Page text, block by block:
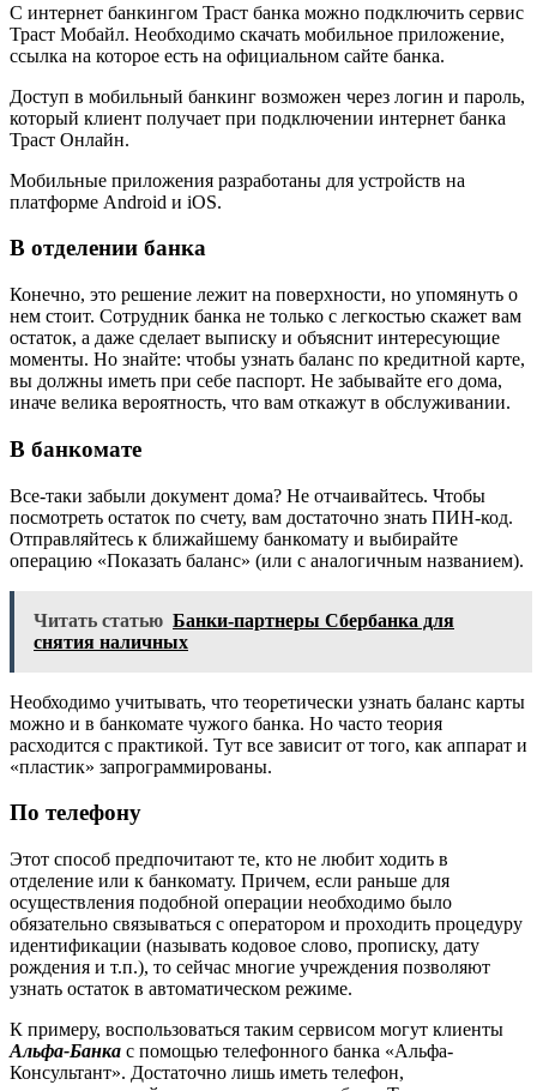
С интернет банкингом Траст банка можно подключить сервис
Траст Мобайл. Необходимо скачать мобильное приложение,
ссылка на которое есть на официальном сайте банка.
Доступ в мобильный банкинг возможен через логин и пароль,
который клиент получает при подключении интернет банка
Траст Онлайн.
Мобильные приложения разработаны для устройств на
платформе Android и iOS.
В отделении банка
Конечно, это решение лежит на поверхности, но упомянуть о
нем стоит. Сотрудник банка не только с легкостью скажет вам
остаток, а даже сделает выписку и объяснит интересующие
моменты. Но знайте: чтобы узнать баланс по кредитной карте,
вы должны иметь при себе паспорт. Не забывайте его дома,
иначе велика вероятность, что вам откажут в обслуживании.
В банкомате
Все-таки забыли документ дома? Не отчаивайтесь. Чтобы
посмотреть остаток по счету, вам достаточно знать ПИН-код.
Отправляйтесь к ближайшему банкомату и выбирайте
операцию «Показать баланс» (или с аналогичным названием).
Читать статью Банки-партнеры Сбербанка для
снятия наличных
Необходимо учитывать, что теоретически узнать баланс карты
можно и в банкомате чужого банка. Но часто теория
расходится с практикой. Тут все зависит от того, как аппарат и
«пластик» запрограммированы.
По телефону
Этот способ предпочитают те, кто не любит ходить в
отделение или к банкомату. Причем, если раньше для
осуществления подобной операции необходимо было
обязательно связываться с оператором и проходить процедуру
идентификации (называть кодовое слово, прописку, дату
рождения и т.п.), то сейчас многие учреждения позволяют
узнать остаток в автоматическом режиме.
К примеру, воспользоваться таким сервисом могут клиенты
Альфа-Банка с помощью телефонного банка «Альфа-
Консультант». Достаточно лишь иметь телефон,